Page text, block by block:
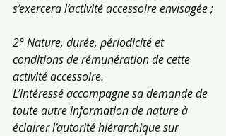
s’exercera l’activité accessoire envisagée ;
2° Nature, durée, périodicité et
conditions de rémunération de cette
activité accessoire.
L’intéressé accompagne sa demande de
toute autre information de nature à
éclairer l’autorité hiérarchique sur